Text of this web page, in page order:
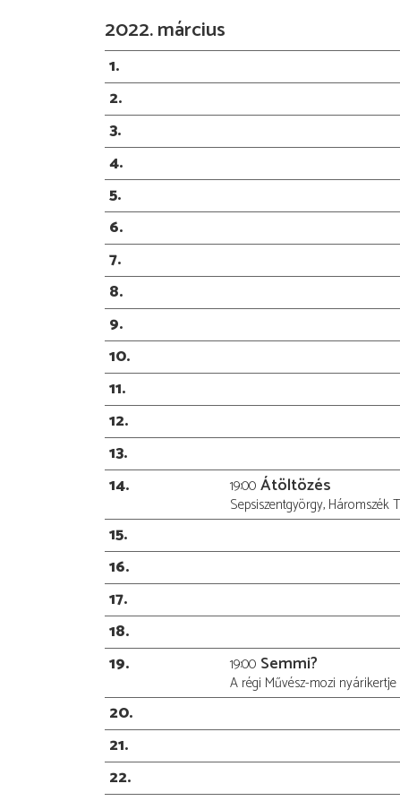
2022. március
1
2
3
4
5
6
7
8
9
10
11
12
13
14
19:00 Átöltözés
Sepsiszentgyörgy, Háromszék
15
16
17
18
19
19:00 Semmi?
A régi Művész-mozi nyárikertje
20
21
22